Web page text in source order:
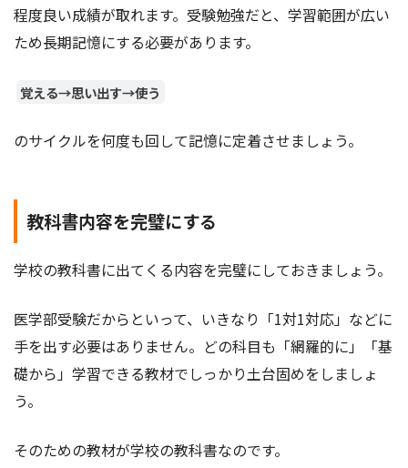
程度良い成績が取れます。受験勉強だと、学習範囲が広い
ため長期記憶にする必要があります。
覚える→思い出す→使う
のサイクルを何度も回して記憶に定着させましょう。
教科書内容を完璧にする
学校の教科書に出てくる内容を完璧にしておきましょう。
医学部受験だからといって、いきなり「1対1対応」などに
手を出す必要はありません。どの科目も「網羅的に」「基
礎から」学習できる教材でしっかり土台固めをしましょ
う。
そのための教材が学校の教科書なのです。